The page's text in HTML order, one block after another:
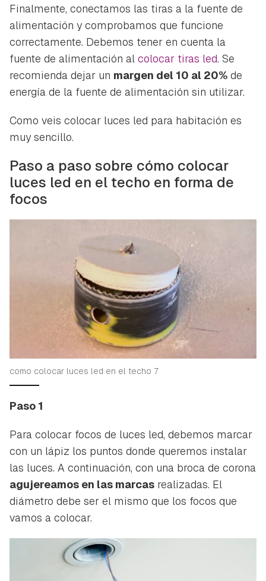
Guardar como favorito
Para poder guardar como favorito, primero has de
iniciar sesión con tu cuenta de Hogarmanía.
INICIAR SESIÓN CANCELAR
Finalmente, conectamos las tiras a la fuente de
alimentación y comprobamos que funcione
correctamente. Debemos tener en cuenta la
fuente de alimentación al colocar tiras led. Se
recomienda dejar un margen del 10 al 20% de
energía de la fuente de alimentación sin utilizar.
Como veis colocar luces led para habitación es
muy sencillo.
Paso a paso sobre cómo colocar
luces led en el techo en forma de
focos
como colocar luces led en el techo 7
Paso 1
Para colocar focos de luces led, debemos marcar
con un lápiz los puntos donde queremos instalar
las luces. A continuación, con una broca de corona
agujereamos en las marcas realizadas. El
diámetro debe ser el mismo que los focos que
vamos a colocar.
Contenido enviado
Gracias por suscribirte a nuestro boletín.
ACEPTAR